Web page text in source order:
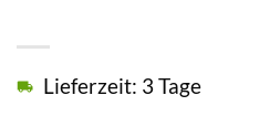
Lieferzeit: 3 Tage